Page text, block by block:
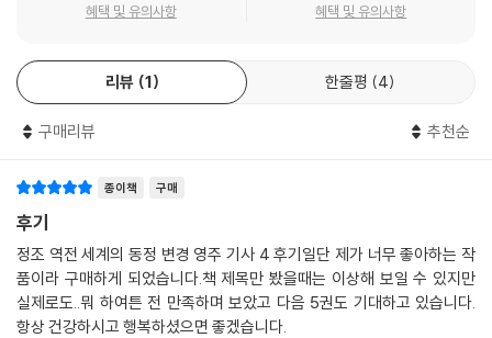
혜택 및 유의사항 혜택 및 유의사항
리뷰 1 한줄평 4
구매리뷰 추천순
종이책 구매
후기
정조 역전 세계의 동정 변경 영주 기사 4 후기일단 제가 너무 좋아하는 작
품이라 구매하게 되었습니다.책 제목만 봤을때는 이상해 보일 수 있지만
실제로도..뭐 하여튼 전 만족하며 보았고 다음 5권도 기대하고 있습니다.
항상 건강하시고 행복하셨으면 좋겠습니다.